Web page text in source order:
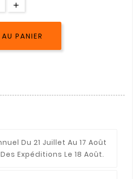
PANIER
Du 21 Juillet Au 17 Août
Expéditions Le 18 Août.